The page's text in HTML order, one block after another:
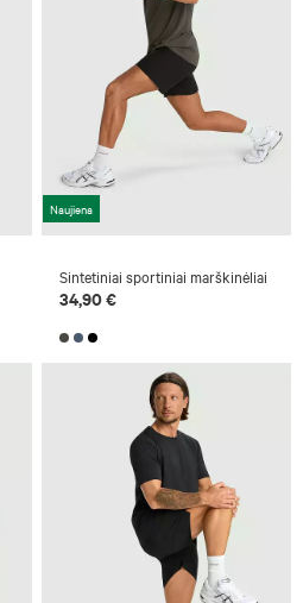
Naujiena
Sintetiniai sportiniai marškinėliai
34,90 €